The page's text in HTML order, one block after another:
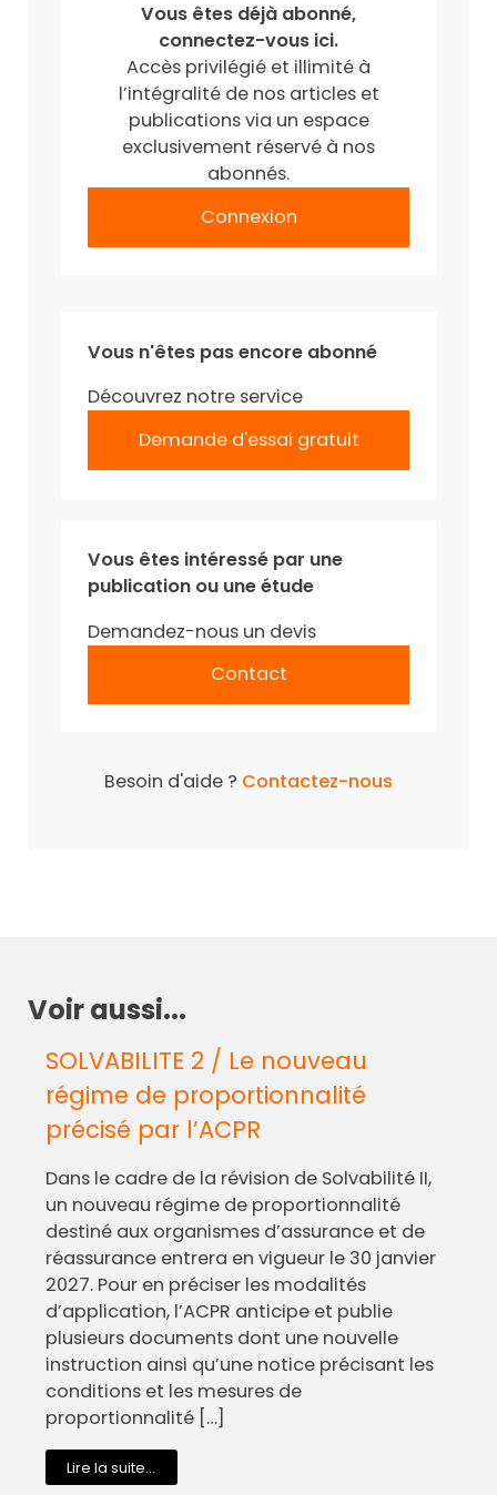
Vous êtes déjà abonné,
connectez-vous ici.
Accès privilégié et illimité à
l’intégralité de nos articles et
publications via un espace
exclusivement réservé à nos
abonnés.
Connexion
Vous n'êtes pas encore abonné
Découvrez notre service
Demande d'essai gratuit
Vous êtes intéressé par une
publication ou une étude
Demandez-nous un devis
Contact
Besoin d'aide ? Contactez-nous
Voir aussi...
SOLVABILITE 2 / Le nouveau
régime de proportionnalité
précisé par l’ACPR
Dans le cadre de la révision de Solvabilité II,
un nouveau régime de proportionnalité
destiné aux organismes d’assurance et de
réassurance entrera en vigueur le 30 janvier
2027. Pour en préciser les modalités
d’application, l’ACPR anticipe et publie
plusieurs documents dont une nouvelle
instruction ainsi qu’une notice précisant les
conditions et les mesures de
proportionnalité […]
Lire la suite...